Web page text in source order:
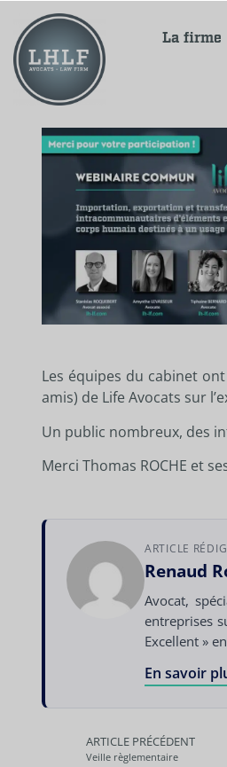
La firme
Les équipes du cabinet
amis) de Life Avocats sur
Un public nombreux, des
Merci Thomas ROCHE et
ARTICLE
Renaud
Avocat,
entreprises
Excellent »
En savoir
ARTICLE PRÉCÉDENT
Veille règlementaire